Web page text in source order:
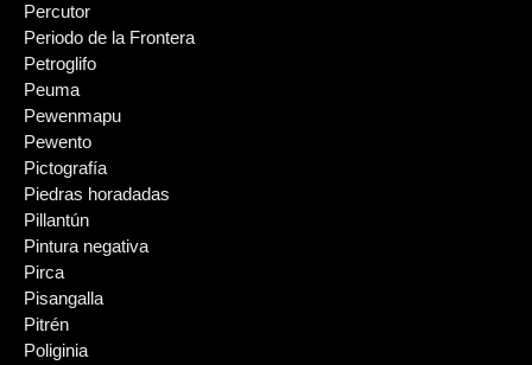
Percutor
Periodo de la Frontera
Petroglifo
Peuma
Pewenmapu
Pewento
Pictografía
Piedras horadadas
Pillantún
Pintura negativa
Pirca
Pisangalla
Pitrén
Poliginia